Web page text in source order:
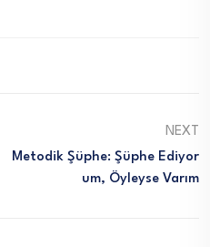
NEXT
Metodik Şüphe: Şüphe Ediyor
Um, Öyleyse Varım